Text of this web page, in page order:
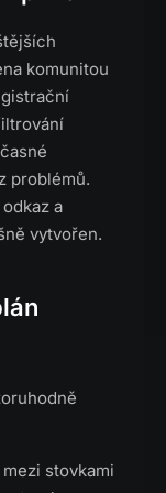
komunitou
problémů.
a
vytvořen.
mezi stovkami